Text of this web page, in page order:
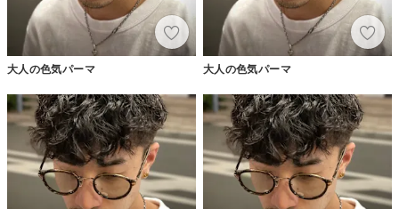
大人の色気パーマ 大人の色気パーマ